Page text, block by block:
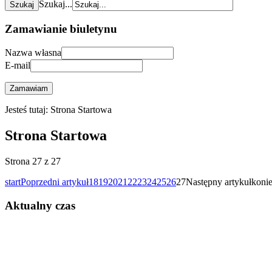
Szukaj...
Zamawianie biuletynu
Nazwa własna
E-mail
Zamawiam
Jesteś tutaj: Strona Startowa
Strona Startowa
Strona 27 z 27
startPoprzedni artykuł18192021 222324252627Następny artykuł
Aktualny czas